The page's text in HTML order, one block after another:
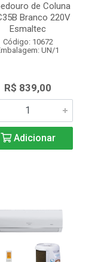
de Coluna
Branco 220V
Esmaltec
Código: 10672
UN/1
R$ 839,00
Adicionar